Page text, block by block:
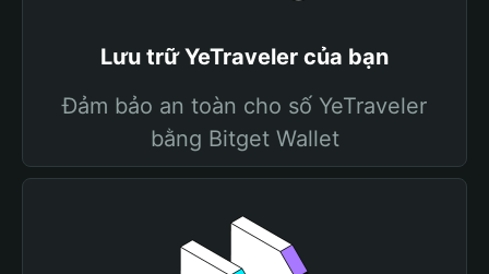
Lưu trữ YeTraveler của bạn
Đảm bảo an toàn cho số YeTraveler
bằng Bitget Wallet